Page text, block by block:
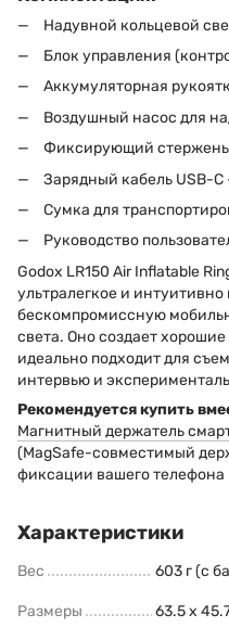
Надувной кольцевой
Блок управления
Аккумуляторная
Воздушный насос для
Фиксирующий стержень
Зарядный кабель USB-C
Сумка для
Руководство
Godox LR150 Air Inflatable
ультралегкое и
бескомпромиссную
света. Оно создает
идеально подходит для
интервью и
Рекомендуется купить
Магнитный держатель
(MagSafe-совместимый
фиксации вашего телефона
Характеристики
Вес 603 г (с
Размеры 63.5 x